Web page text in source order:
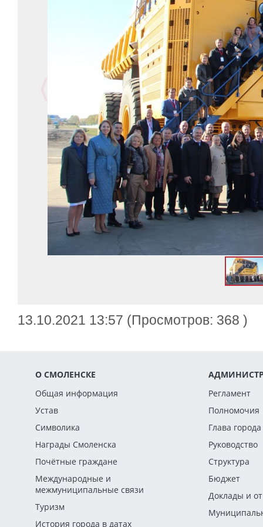
13.10.2021 13:57 (Просмотров: 368 )
О СМОЛЕНСКЕ
Общая информация
Устав
Символика
Награды Смоленска
Почётные граждане
Международные и
межмуниципальные связи
Туризм
История города в датах
Регламент
Полномочия
Глава города
Руководство
Структура
Бюджет
Доклады и